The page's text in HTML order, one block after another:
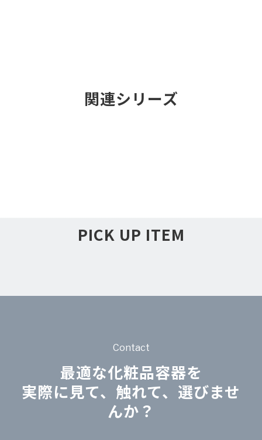
関連シリーズ
PICK UP ITEM
Contact
最適な化粧品容器を
実際に見て、触れて、選びませ
んか？